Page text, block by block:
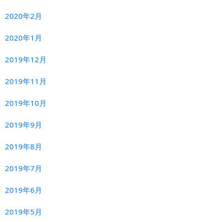
2020年2月
2020年1月
2019年12月
2019年11月
2019年10月
2019年9月
2019年8月
2019年7月
2019年6月
2019年5月